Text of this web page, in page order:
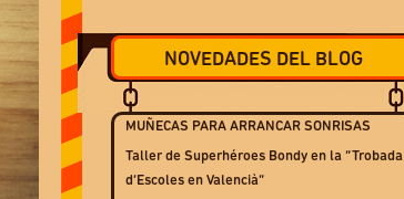
NOVEDADES DEL BLOG
MUÑECAS PARA ARRANCAR SONRISAS
Taller de Superhéroes Bondy en la “Trobada
d’Escoles en Valencià”